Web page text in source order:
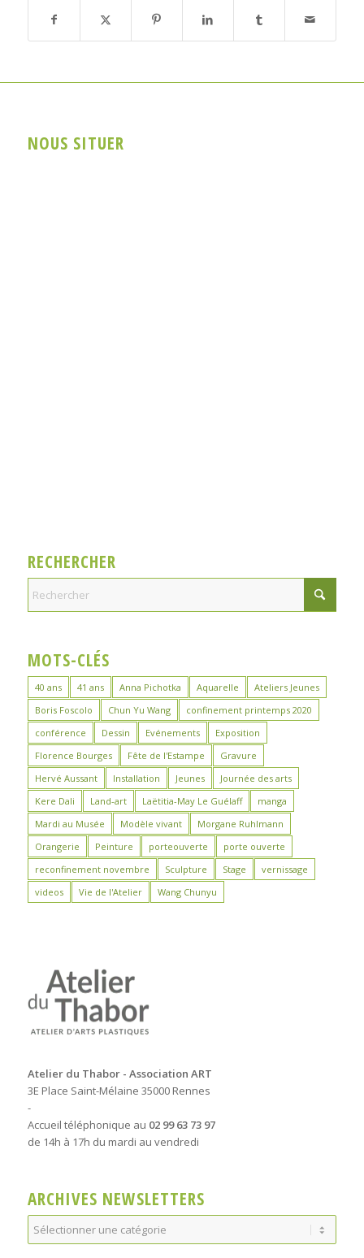
NOUS SITUER
RECHERCHER
MOTS-CLÉS
40 ans 41 ans Anna Pichotka Aquarelle
Ateliers Jeunes
Boris Foscolo
Chun Yu Wang
confinement printemps 2020
conférence
Dessin Evénements
Exposition
Florence Bourges
Fête de l'Estampe
Gravure
Hervé Aussant
Installation Jeunes
Journée des arts
Kere Dali
Land-art Laëtitia-May Le Guélaff
manga
Mardi au Musée
Modèle vivant
Morgane Ruhlmann
Orangerie
Peinture porteouverte
porte ouverte
reconfinement novembre
Sculpture Stage
vernissage
videos
Vie de l'Atelier Wang Chunyu
Atelier du Thabor - Association ART
3E Place Saint-Mélaine 35000 Rennes
-
Accueil téléphonique au 02 99 63 73 97
de 14h à 17h du mardi au vendredi
ARCHIVES NEWSLETTERS
Archives
Newsletters